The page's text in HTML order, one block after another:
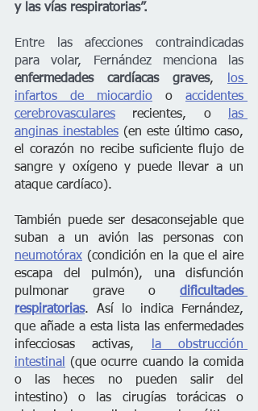
y las vías respiratorias”.
Entre las afecciones contraindicadas
para volar, Fernández menciona las
enfermedades cardíacas graves,
los
infartos de miocardio o accidentes
cerebrovasculares recientes, o
las
anginas inestables (en este último caso,
el corazón no recibe suficiente flujo de
sangre y oxígeno y puede llevar a un
ataque cardíaco).
También puede ser desaconsejable que
neumotórax (condición en la que el aire
escapa del pulmón), una disfunción
pulmonar grave o dificultades
respiratorias. Así lo indica Fernández,
que añade a esta lista las enfermedades
infecciosas activas,
la obstrucción
intestinal
(que ocurre cuando la comida
o las heces no pueden salir del
intestino) o las cirugías torácicas o